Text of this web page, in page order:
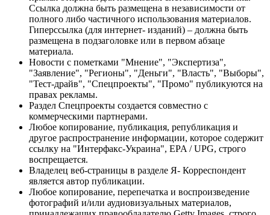
Ссылка должна быть размещена в независимости от
полного либо частичного использования материалов.
Гиперссылка (для интернет- изданий) – должна быть
размещена в подзаголовке или в первом абзаце
материала.
Новости с пометками "Мнение", "Экспертиза",
"Заявление", "Регионы", "Деньги", "Власть", "Выборы",
"Тест-драйв", "Спецпроекты", "Промо" публикуются на
правах рекламы.
Раздел Спецпроекты создается совместно с
коммерческими партнерами.
Любое копирование, публикация, републикация и
другое распространение информации, которое содержит
ссылку на "Интерфакс-Украина", EPA / UPG, строго
воспрещается.
Владелец веб-страницы в разделе Я- Корреспондент
является автор публикации.
Любое копирование, перепечатка и воспроизведение
фотографий и/или аудиовизуальных материалов,